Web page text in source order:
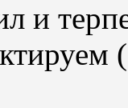
и